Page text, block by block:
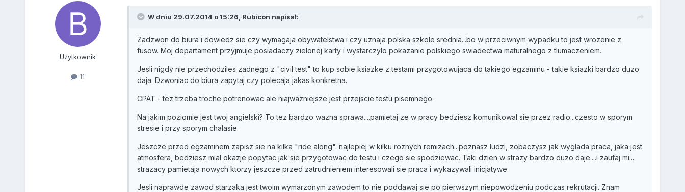
Użytkownik
11
W dniu 29.07.2014 o 15:26, Rubicon napisał:
Zadzwon do biura i dowiedz sie czy wymagaja obywatelstwa i czy uznaja polska szkole srednia...bo w przeciwnym wypadku to jest wrozenie z
fusow. Moj departament przyjmuje posiadaczy zielonej karty i wystarczylo pokazanie polskiego swiadectwa maturalnego z tlumaczeniem.
Jesli nigdy nie przechodziles zadnego z "civil test" to kup sobie ksiazke z testami przygotowujaca do takiego egzaminu - takie ksiazki bardzo duzo
daja. Dzwoniac do biura zapytaj czy polecaja jakas konkretna.
CPAT - tez trzeba troche potrenowac ale niajwazniejsze jest przejscie testu pisemnego.
Na jakim poziomie jest twoj angielski? To tez bardzo wazna sprawa....pamietaj ze w pracy bedziesz komunikowal sie przez radio...czesto w sporym
stresie i przy sporym chalasie.
Jeszcze przed egzaminem zapisz sie na kilka "ride along". najlepiej w kilku roznych remizach...poznasz ludzi, zobaczysz jak wyglada praca, jaka jest
atmosfera, bedziesz mial okazje popytac jak sie przygotowac do testu i czego sie spodziewac. Taki dzien w strazy bardzo duzo daje....i zaufaj mi...
strazacy pamietaja nowych ktorzy jeszcze przed zatrudnieniem interesowali sie praca i wykazywali inicjatywe.
Jesli naprawde zawod starzaka jest twoim wymarzonym zawodem to nie poddawaj sie po pierwszym niepowodzeniu podczas rekrutacji. Znam